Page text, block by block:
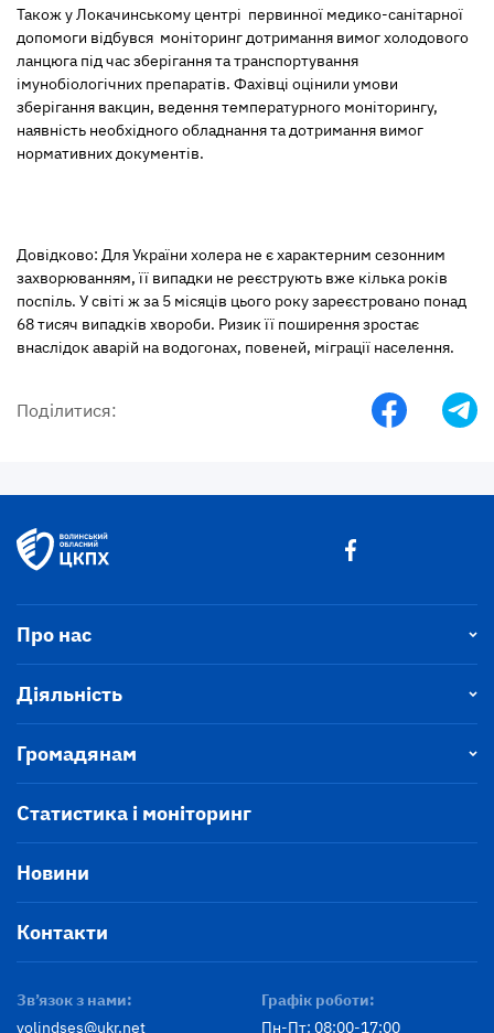
Також у Локачинському центрі первинної медико-санітарної
допомоги відбувся моніторинг дотримання вимог холодового
ланцюга під час зберігання та транспортування
імунобіологічних препаратів. Фахівці оцінили умови
зберігання вакцин, ведення температурного моніторингу,
наявність необхідного обладнання та дотримання вимог
нормативних документів.
Довідково: Для України холера не є характерним сезонним
захворюванням, її випадки не реєструють вже кілька років
поспіль. У світі ж за 5 місяців цього року зареєстровано понад
68 тисяч випадків хвороби. Ризик її поширення зростає
внаслідок аварій на водогонах, повеней, міграції населення.
Поділитися:
Про нас
Діяльність
Громадянам
Статистика і моніторинг
Новини
Контакти
Зв’язок з нами:
volindses@ukr.net
Графік роботи:
Пн-Пт: 08:00-17:00